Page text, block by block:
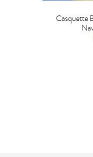

Casquette